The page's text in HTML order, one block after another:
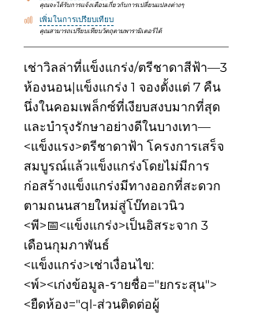
คุณจะได้รับการแจ้งเตือนเกี่ยวกับการเปลี่ยนแปลงต่างๆ
เพิ่มในการเปรียบเทียบ
คุณสามารถเปรียบเทียบวัตถุตามพารามิเตอร์ได้
เช่าวิลล่าที่แข็งแกร่ง/ตรีชาดาสีฟ้า—3
ห้องนอน|แข็งแกร่ง 1 จองตั้งแต่ 7 คืน
นึ่งในคอมเพล็กซ์ที่เงียบสงบมากที่สุด
และบำรุงรักษาอย่างดีในบางเทา—
<แข็งแรง>ตรีชาดาฟ้า โครงการเสร็จ
สมบูรณ์แล้วแข็งแกร่งโดยไม่มีการ
ก่อสร้างแข็งแกร่งมีทางออกที่สะดวก
ตามถนนสายใหม่สู่โบ๊ทอเวนิว
<พี>📅<แข็งแกร่ง>เป็นอิสระจาก 3
เดือนกุมภาพันธ์
<แข็งแกร่ง>เช่าเงื่อนไข:
<พ์><เก่งข้อมูล-รายชื่อ="ยกระสุน">
<ยืดห้อง="ql-ส่วนติดต่อผู้